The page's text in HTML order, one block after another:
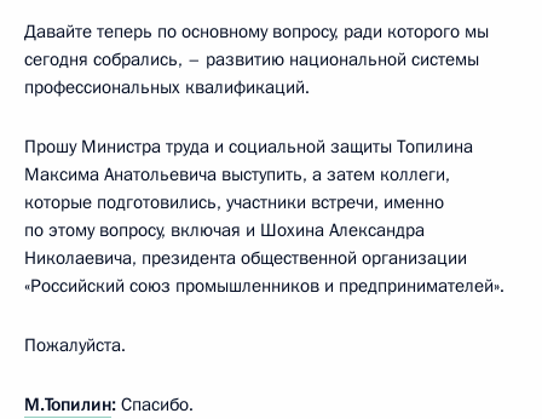
Давайте теперь по основному вопросу, ради которого мы
сегодня собрались, – развитию национальной системы
профессиональных квалификаций.
Прошу Министра труда и социальной защиты Топилина
Максима Анатольевича выступить, а затем коллеги,
которые подготовились, участники встречи, именно
по этому вопросу, включая и Шохина Александра
Николаевича, президента общественной организации
«Российский союз промышленников и предпринимателей».
Пожалуйста.
М.Топилин: Спасибо.